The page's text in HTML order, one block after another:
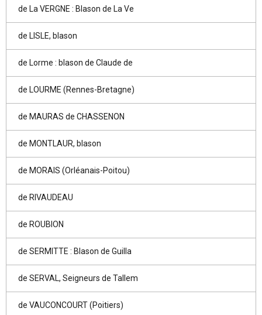
de La VERGNE : Blason de La Ve
de LISLE, blason
de Lorme : blason de Claude de
de LOURME (Rennes-Bretagne)
de MAURAS de CHASSENON
de MONTLAUR, blason
de MORAIS (Orléanais-Poitou)
de RIVAUDEAU
de ROUBION
de SERMITTE : Blason de Guilla
de SERVAL, Seigneurs de Tallem
de VAUCONCOURT (Poitiers)